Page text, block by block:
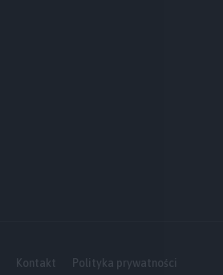
Kontakt Polityka prywatności